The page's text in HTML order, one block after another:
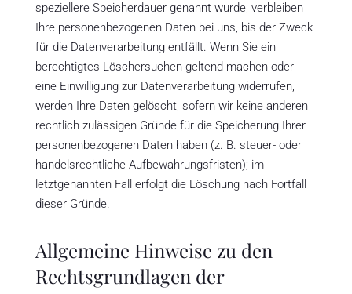
speziellere Speicherdauer genannt wurde, verbleiben
Ihre personenbezogenen Daten bei uns, bis der Zweck
für die Datenverarbeitung entfällt. Wenn Sie ein
berechtigtes Löschersuchen geltend machen oder
eine Einwilligung zur Datenverarbeitung widerrufen,
werden Ihre Daten gelöscht, sofern wir keine anderen
rechtlich zulässigen Gründe für die Speicherung Ihrer
personenbezogenen Daten haben (z. B. steuer- oder
handelsrechtliche Aufbewahrungsfristen); im
letztgenannten Fall erfolgt die Löschung nach Fortfall
dieser Gründe.
Allgemeine Hinweise zu den
Rechtsgrundlagen der